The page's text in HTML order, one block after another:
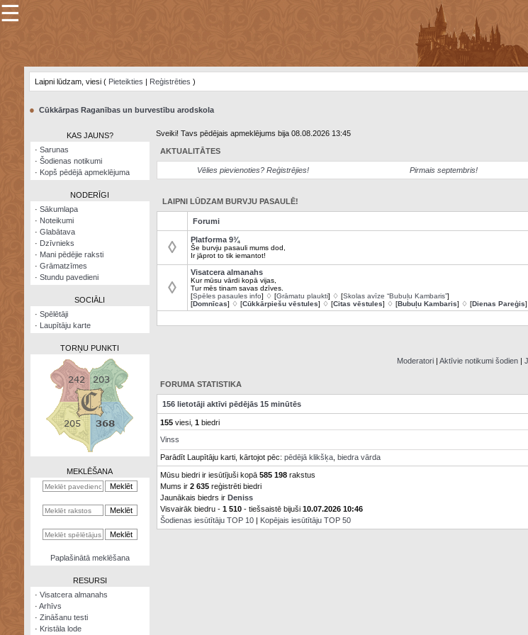
×
Šodienas
Visatcera
almanahs
kalkulators
☰
Laipni lūdzam, viesi ( Pieteikties | Reģistrēties )
● Cūkkārpas Raganības un burvestību arodskola
KAS JAUNS?
· Sarunas
· Šodienas notikumi
· Kopš pēdējā apmeklējuma
NODERĪGI
· Sākumlapa
· Noteikumi
· Glabātava
· Dzīvnieks
· Mani pēdējie raksti
· Grāmatzīmes
· Stundu pavedieni
SOCIĀLI
· Spēlētāji
· Laupītāju karte
TORŅU PUNKTI
MEKLĒŠANA
Paplašinātā meklēšana
RESURSI
· Visatcera almanahs
· Arhīvs
· Zināšanu testi
· Kristāla lode
Sveiki! Tavs pēdējais apmeklējums bija 08.08.2026 13:45
AKTUALITĀTES
Vēlies pievienoties? Reģistrējies! Pirmais septembris!
LAIPNI LŪDZAM BURVJU PASAULĒ!
Forumi
◊ Platforma 9¾
Še burvju pasauli mums dod,
Ir jāprot to tik iemantot!
◊
Visatcera almanahs
Kur mūsu vārdi kopā vijas,
Tur mēs tinam savas dzīves.
[Spēles pasaules info] ♢ [Grāmatu plaukti] ♢ [Skolas avīze “Bubuļu Kambaris”]
[Domnīcas] ♢ [Cūkkārpiešu vēstules] ♢ [Citas vēstules] ♢ [Bubuļu Kambaris] ♢ [Dienas Pareģis
Moderatori| Aktīvie notikumi šodien|
FORUMA STATISTIKA
156 lietotāji aktīvi pēdējās 15 minūtēs
155viesi, 1biedri
Vinss
Parādīt Laupītāju karti, kārtojot pēc: pēdējā klikšķa, biedra vārda
Mūsu biedri ir iesūtījuši kopā 585 198rakstus
Mums ir 2 635reģistrēti biedri
Jaunākais biedrs ir Deniss
Visvairāk biedru - 1 510- tiešsaistē bijuši 10.07.2026 10:46
Šodienas iesūtītāju TOP 10| Kopējais iesūtītāju TOP 50